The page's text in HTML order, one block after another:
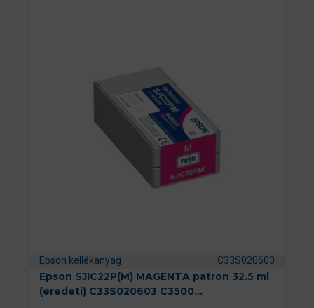
Epson kellékanyag C33S020603
Epson SJIC22P(M) MAGENTA patron 32.5 ml
(eredeti) C33S020603 C3500